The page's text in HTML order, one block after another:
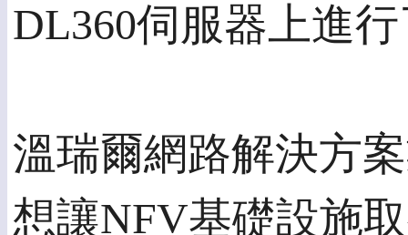
DL360伺服器上進
溫瑞爾網路解決方
想讓NFV基礎設施